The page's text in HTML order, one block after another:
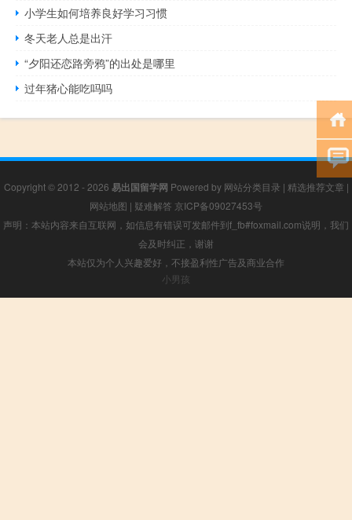
小学生如何培养良好学习习惯
冬天老人总是出汗
“夕阳还恋路旁鸦”的出处是哪里
过年猪心能吃吗吗
Copyright © 2012 - 2026 易出国留学网 Powered by 网站分类目录 | 精选推荐文章 |
网站地图 | 疑难解答 京ICP备09027453号
声明：本站内容来自互联网，如信息有错误可发邮件到f_fb#foxmail.com说明，我们
会及时纠正，谢谢
本站仅为个人兴趣爱好，不接盈利性广告及商业合作
小男孩